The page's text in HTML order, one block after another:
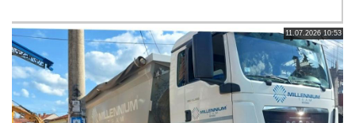
11.07.2026 10:53